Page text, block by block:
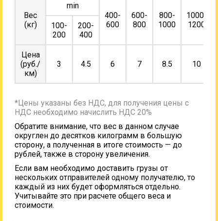
Вес
(кг)
min
400-
600
600-
800
800-
1000
1000-
1200
100-
200
200-
400
Цена
(руб./
км)
3 4.5 6 7 8.5 10
*Цены указаны без НДС, для получения цены с
НДС необходимо начислить НДС 20%
Обратите внимание, что вес в данном случае
округлен до десятков килограмм в большую
сторону, а полученная в итоге стоимость — до
рублей, также в сторону увеличения.
Если вам необходимо доставить грузы от
нескольких отправителей одному получателю, то
каждый из них будет оформляться отдельно.
Учитывайте это при расчете общего веса и
стоимости.